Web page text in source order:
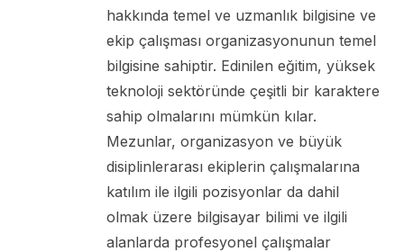
hakkında temel ve uzmanlık bilgisine ve
ekip çalışması organizasyonunun temel
bilgisine sahiptir. Edinilen eğitim, yüksek
teknoloji sektöründe çeşitli bir karaktere
sahip olmalarını mümkün kılar.
Mezunlar, organizasyon ve büyük
disiplinlerarası ekiplerin çalışmalarına
katılım ile ilgili pozisyonlar da dahil
olmak üzere bilgisayar bilimi ve ilgili
alanlarda profesyonel çalışmalar